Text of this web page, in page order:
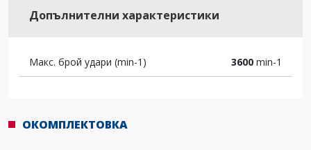
Допълнителни характеристики
Макс. брой удари (min-1) 3600 min-1
ОКОМПЛЕКТОВКА